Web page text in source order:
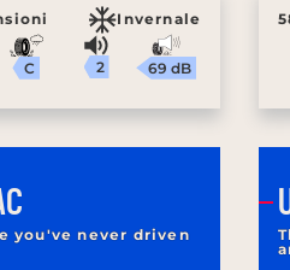
Invernale
C 2 69 dB
you've never driven